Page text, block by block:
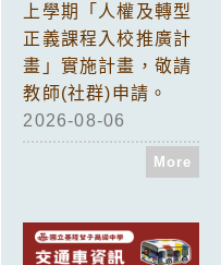
上學期「人權及轉型
正義課程入校推廣計
畫」實施計畫，敬請
教師(社群)申請。
2026-08-06
More